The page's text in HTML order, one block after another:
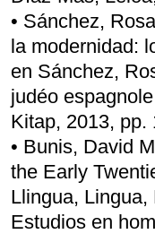
• Sánchez,
la modernidad:
en Sánchez,
judéo
Kitap, 2013, pp.
• Bunis, David
the Early
Llingua,
Estudios en